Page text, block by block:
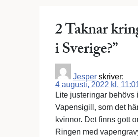
2 Taknar
i Sverige?”
Jesper skriver:
4 augusti, 2022 kl.
Lite justeringar behövs
Vapensigill, som det
kvinnor. Det finns gott
Ringen med